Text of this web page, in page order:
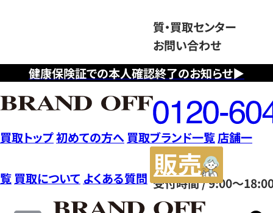
健康保険証での本人確認終了のお知らせ▶
質・買取センター
お問い合わせ
フ
リ
ー
ダ
イ
ヤ
ル
0120604117
受付時間 / 9:00～
買取トップ初めての方へ 買取ブランド一覧店舗一
覧 買取について よくある質問
サ